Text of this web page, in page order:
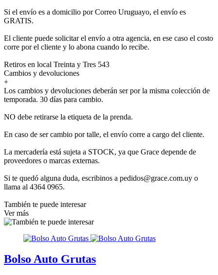
Si el envío es a domicilio por Correo Uruguayo, el envío es
GRATIS.
El cliente puede solicitar el envío a otra agencia, en ese caso el costo
corre por el cliente y lo abona cuando lo recibe.
Retiros en local Treinta y Tres 543
Cambios y devoluciones
+
Los cambios y devoluciones deberán ser por la misma colección de
temporada. 30 días para cambio.
NO debe retirarse la etiqueta de la prenda.
En caso de ser cambio por talle, el envío corre a cargo del cliente.
La mercadería está sujeta a STOCK, ya que Grace depende de
proveedores o marcas externas.
Si te quedó alguna duda, escribinos a pedidos@grace.com.uy o
llama al 4364 0965.
También te puede interesar
Ver más
Bolso Auto Grutas